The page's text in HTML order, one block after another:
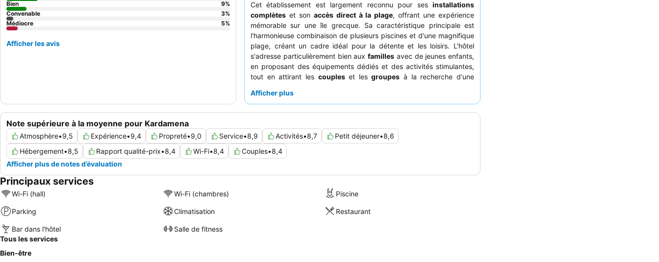
Cet établissement est largement reconnu pour ses installations
complètes et son accès direct à la plage, offrant une expérience
mémorable sur une île grecque. Sa caractéristique principale est
l'harmonieuse combinaison de plusieurs piscines et d'une magnifique
plage, créant un cadre idéal pour la détente et les loisirs. L'hôtel
s'adresse particulièrement bien aux familles avec de jeunes enfants,
en proposant des équipements dédiés et des activités stimulantes,
tout en attirant les coupleset lesgroupes à la recherche d'une
régulièrement l'attention du personnel et la diversité des options de
réserver les restaurants spécialisés dès votre arrivée, car ils se
remplissent rapidement, et d'envisager d'apporter des chaussures de
plage pour le rivage de galets.
Afficher plus
Note supérieure à la moyenne pour Kardamena
Atmosphère•9,5 Expérience•9,4 Propreté•9,0 Service•8,9 Activités•8,7 Petit déjeuner•8,6
Hébergement•8,5 Rapport qualité-prix•8,4 Wi-Fi•8,4 Couples•8,4
Afficher plus de notes d’évaluation
Bien
9%
Convenable
3%
Médiocre
5%
Afficher les avis
Principaux services
Wi-Fi (hall) Wi-Fi (chambres) Piscine
Parking Climatisation Restaurant
Bar dans l'hôtel
Salle de fitness
Tous les services
Bien-être